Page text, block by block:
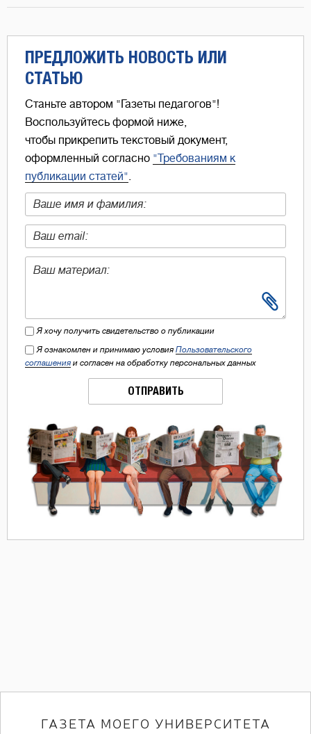
ПРЕДЛОЖИТЬ НОВОСТЬ ИЛИ
СТАТЬЮ
Станьте автором "Газеты педагогов"!
Воспользуйтесь формой ниже,
чтобы прикрепить текстовый документ,
оформленный согласно "Требованиям к
публикации статей"
Я хочу получить свидетельство о публикации
Я ознакомлен и принимаю условия Пользовательского
соглашения и согласен на обработку персональных данных
ОТПРАВИТЬ
ГАЗЕТА МОЕГО УНИВЕРСИТЕТА